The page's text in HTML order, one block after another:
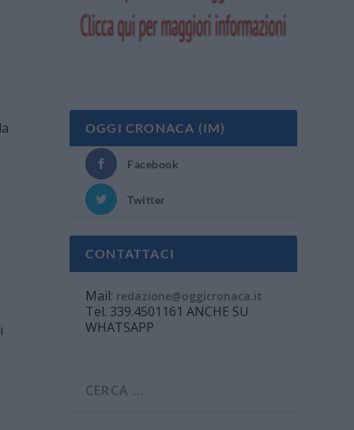
OGGI CRONACA (IM)
Facebook
Twitter
CONTATTACI
Mail: redazione@oggicronaca.it
Tel. 339.4501161 ANCHE SU
WHATSAPP